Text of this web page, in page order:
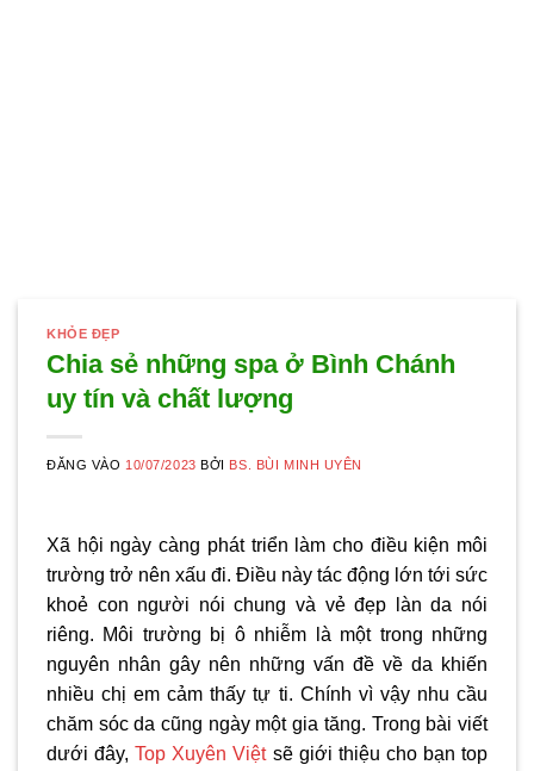
KHỎE ĐẸP
Chia sẻ những spa ở Bình Chánh
uy tín và chất lượng
ĐĂNG VÀO 10/07/2023 BỞI BS. BÙI MINH UYÊN
Xã hội ngày càng phát triển làm cho điều kiện môi
trường trở nên xấu đi. Điều này tác động lớn tới sức
khoẻ con người nói chung và vẻ đẹp làn da nói
riêng. Môi trường bị ô nhiễm là một trong những
nguyên nhân gây nên những vấn đề về da khiến
nhiều chị em cảm thấy tự ti. Chính vì vậy nhu cầu
chăm sóc da cũng ngày một gia tăng. Trong bài viết
dưới đây,Top Xuyên Việtsẽ giới thiệu cho bạn top